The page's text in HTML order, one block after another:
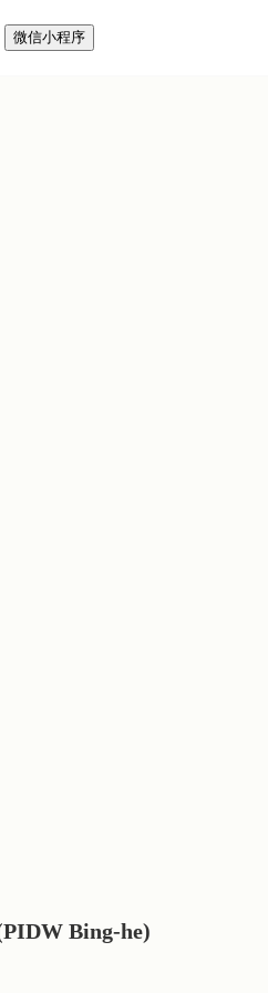
微信小程序
Bing-he)